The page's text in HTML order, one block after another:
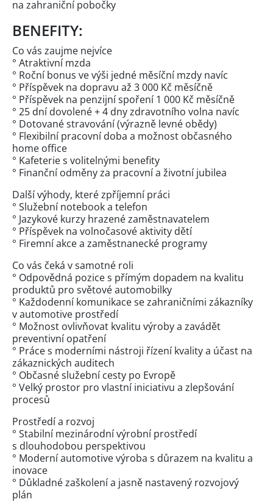
na zahraniční pobočky
BENEFITY:
Co vás zaujme nejvíce
° Atraktivní mzda
° Roční bonus ve výši jedné měsíční mzdy navíc
° Příspěvek na dopravu až 3 000 Kč měsíčně
° Příspěvek na penzijní spoření 1 000 Kč měsíčně
° 25 dní dovolené + 4 dny zdravotního volna navíc
° Dotované stravování (výrazně levné obědy)
° Flexibilní pracovní doba a možnost občasného
home office
° Kafeterie s volitelnými benefity
° Finanční odměny za pracovní a životní jubilea
Další výhody, které zpříjemní práci
° Služební notebook a telefon
° Jazykové kurzy hrazené zaměstnavatelem
° Příspěvek na volnočasové aktivity dětí
° Firemní akce a zaměstnanecké programy
Co vás čeká v samotné roli
° Odpovědná pozice s přímým dopadem na kvalitu
produktů pro světové automobilky
° Každodenní komunikace se zahraničními zákazníky
v automotive prostředí
° Možnost ovlivňovat kvalitu výroby a zavádět
preventivní opatření
° Práce s moderními nástroji řízení kvality a účast na
zákaznických auditech
° Občasné služební cesty po Evropě
° Velký prostor pro vlastní iniciativu a zlepšování
procesů
Prostředí a rozvoj
° Stabilní mezinárodní výrobní prostředí
s dlouhodobou perspektivou
° Moderní automotive výroba s důrazem na kvalitu a
inovace
° Důkladné zaškolení a jasně nastavený rozvojový
plán